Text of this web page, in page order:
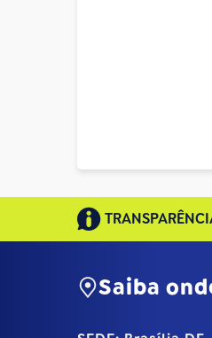
Saiba